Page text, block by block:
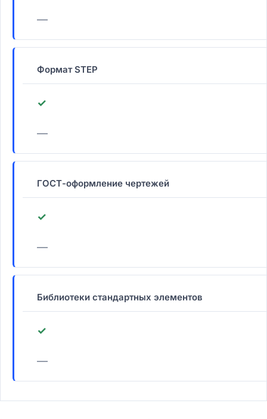
—
Формат STEP
✓
—
ГОСТ-оформление чертежей
✓
—
Библиотеки стандартных элементов
✓
—